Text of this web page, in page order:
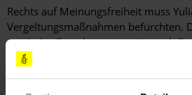
Rechts auf Meinungsfreiheit muss
Vergeltungsmaßnahmen befürchten.
russische Grundgesetz, sowie auch
gemäß internationale